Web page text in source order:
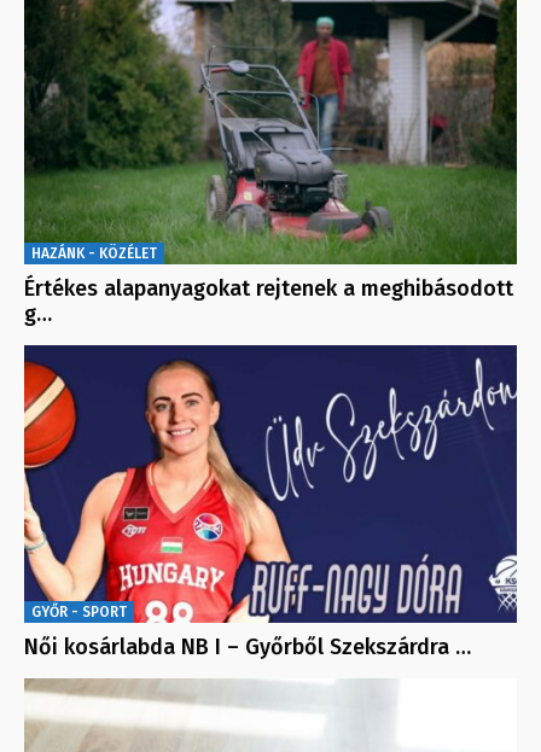
HAZÁNK - KÖZÉLET
Értékes alapanyagokat rejtenek a meghibásodott
g…
GYŐR - SPORT
Női kosárlabda NB I – Győrből Szekszárdra …